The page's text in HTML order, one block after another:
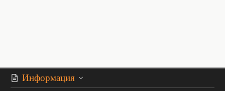
Информация